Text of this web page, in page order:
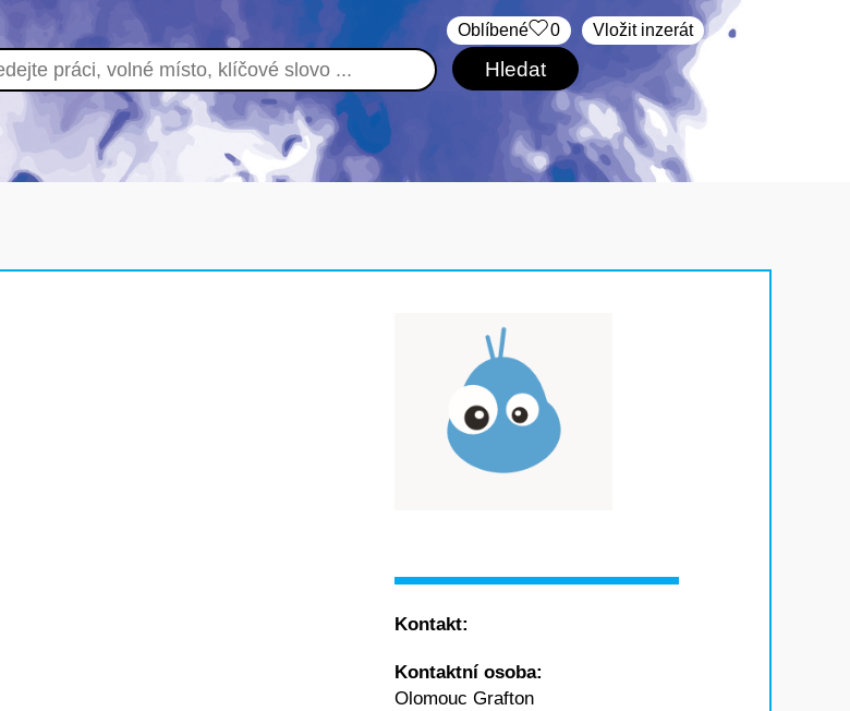
Vložit inzerát
Oblíbené 0
Kontakt:
Kontaktní osoba:
Olomouc Grafton